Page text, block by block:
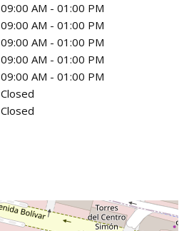
09:00 AM - 01:00 PM
09:00 AM - 01:00 PM
09:00 AM - 01:00 PM
09:00 AM - 01:00 PM
09:00 AM - 01:00 PM
Closed
Closed